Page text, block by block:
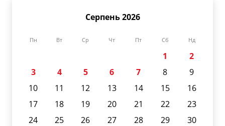
Серпень 2026
Пн Вт Ср Чт Пт Сб Нд
1
2
3
4 5 6 7 8
9
10
11 12 13 14 15
16
17
18 19 20 21 22
23
24
25 26 27 28 29
30